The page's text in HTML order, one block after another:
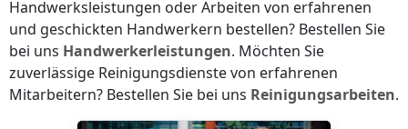
Handwerksleistungen oder Arbeiten von erfahrenen
und geschickten Handwerkern bestellen? Bestellen Sie
bei uns Handwerkerleistungen. Möchten Sie
zuverlässige Reinigungsdienste von erfahrenen
Mitarbeitern? Bestellen Sie bei uns Reinigungsarbeiten.